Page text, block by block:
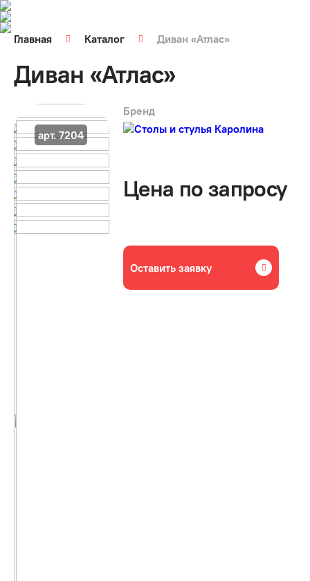
Главная Каталог Диван «Атлас»
Диван «Атлас»
арт. 7204
Бренд
Цена по запросу
Оставить заявку